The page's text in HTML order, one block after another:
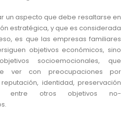
un aspecto que debe resaltarse en
estratégica, y que es considerada
es que las empresas familiares
objetivos económicos, sino
socioemocionales, que
ver con preocupaciones por
identidad, preservación
entre otros objetivos no-